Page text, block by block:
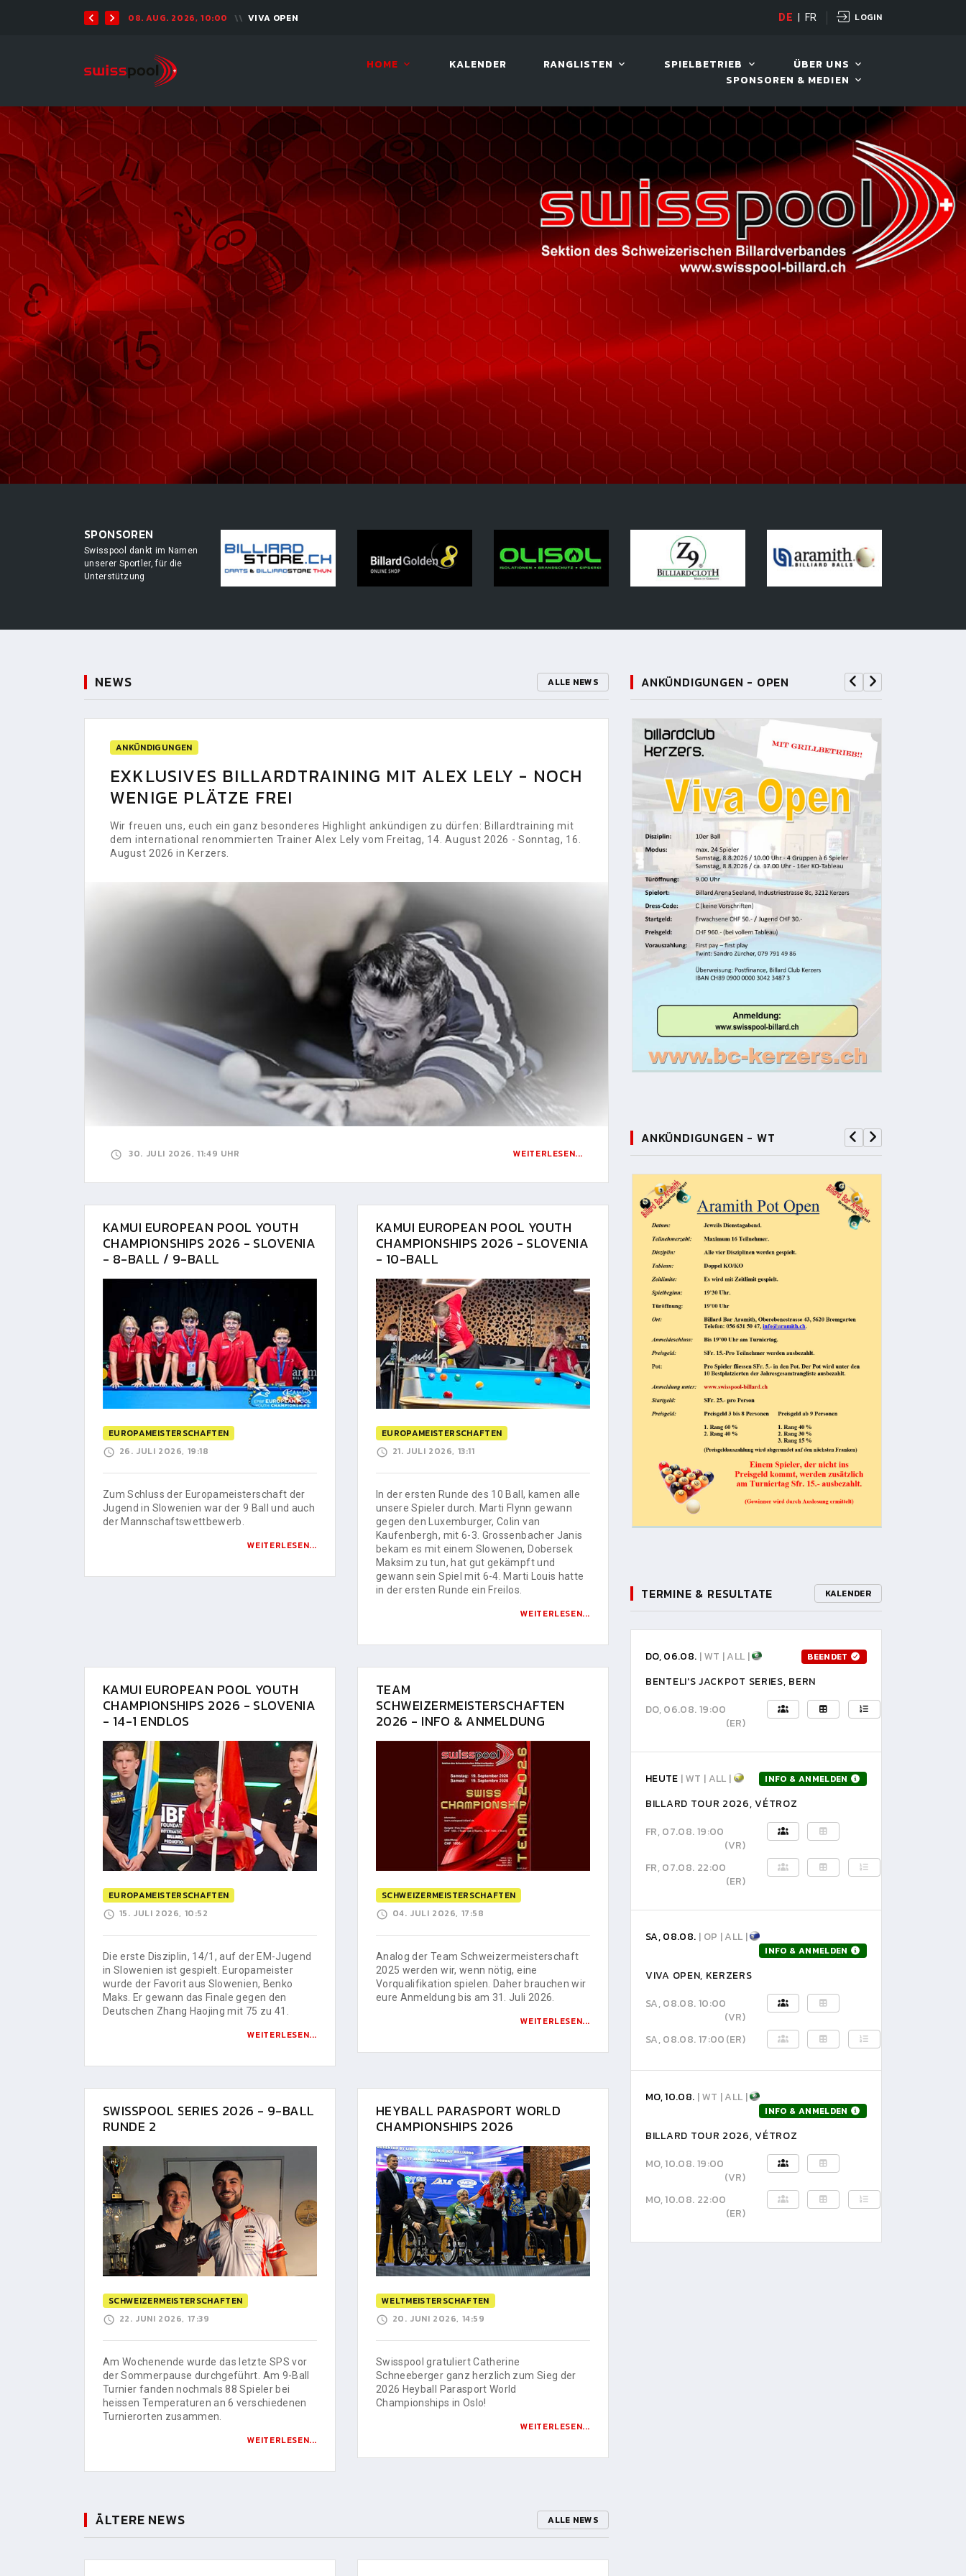
08. AUG. 2026, 10:00 VIVA OPEN 11. AUG. 2026, 19:30
DE FR LOGIN
HOME KALENDER RANGLISTEN SPIELBETRIEB
ÜBER UNS
SPONSOREN & MEDIEN
SPONSOREN
Swisspool dankt im Namen
unserer Sportler, für die
Unterstützung
NEWS ALLE NEWS
ANKÜNDIGUNGEN
EXKLUSIVES BILLARDTRAINING MIT ALEX LELY - NOCH
WENIGE PLÄTZE FREI
Wir freuen uns, euch ein ganz besonderes Highlight ankündigen zu dürfen: Billardtraining mit
dem international renommierten Trainer Alex Lely vom Freitag, 14. August 2026 - Sonntag, 16.
August 2026 in Kerzers.
30. JULI 2026, 11:49 UHR WEITERLESEN...
KAMUI EUROPEAN POOL YOUTH
CHAMPIONSHIPS 2026 - SLOVENIA
- 8-BALL / 9-BALL
EUROPAMEISTERSCHAFTEN
26. JULI 2026, 19:18
Zum Schluss der Europameisterschaft der
Jugend in Slowenien war der 9 Ball und auch
der Mannschaftswettbewerb.
WEITERLESEN...
KAMUI EUROPEAN POOL YOUTH
CHAMPIONSHIPS 2026 - SLOVENIA
- 10-BALL
EUROPAMEISTERSCHAFTEN
21. JULI 2026, 13:11
In der ersten Runde des 10 Ball, kamen alle
unsere Spieler durch. Marti Flynn gewann
gegen den Luxemburger, Colin van
Kaufenbergh, mit 6-3. Grossenbacher Janis
bekam es mit einem Slowenen, Dobersek
Maksim zu tun, hat gut gekämpft und
gewann sein Spiel mit 6-4. Marti Louis hatte
in der ersten Runde ein Freilos.
WEITERLESEN...
KAMUI EUROPEAN POOL YOUTH
CHAMPIONSHIPS 2026 - SLOVENIA
- 14-1 ENDLOS
EUROPAMEISTERSCHAFTEN
15. JULI 2026, 10:52
Die erste Disziplin, 14/1, auf der EM-Jugend
in Slowenien ist gespielt. Europameister
wurde der Favorit aus Slowenien, Benko
Maks. Er gewann das Finale gegen den
Deutschen Zhang Haojing mit 75 zu 41.
WEITERLESEN...
TEAM
SCHWEIZERMEISTERSCHAFTEN
2026 - INFO & ANMELDUNG
SCHWEIZERMEISTERSCHAFTEN
04. JULI 2026, 17:58
Analog der Team Schweizermeisterschaft
2025 werden wir, wenn nötig, eine
Vorqualifikation spielen. Daher brauchen wir
eure Anmeldung bis am 31. Juli 2026.
WEITERLESEN...
SWISSPOOL SERIES 2026 - 9-BALL
RUNDE 2
SCHWEIZERMEISTERSCHAFTEN
22. JUNI 2026, 17:39
Am Wochenende wurde das letzte SPS vor
der Sommerpause durchgeführt. Am 9-Ball
Turnier fanden nochmals 88 Spieler bei
heissen Temperaturen an 6 verschiedenen
Turnierorten zusammen.
WEITERLESEN...
HEYBALL PARASPORT WORLD
CHAMPIONSHIPS 2026
WELTMEISTERSCHAFTEN
20. JUNI 2026, 14:59
Swisspool gratuliert Catherine
Schneeberger ganz herzlich zum Sieg der
2026 Heyball Parasport World
Championships in Oslo!
WEITERLESEN...
ÄLTERE NEWS ALLE NEWS
ANKÜNDIGUNGEN - OPEN
ANKÜNDIGUNGEN - WT
TERMINE & RESULTATE KALENDER
DO, 06.08. | WT | ALL | BEENDET
BENTELI'S JACKPOT SERIES, BERN
DO, 06.08. 19:00
(ER)
HEUTE | WT | ALL | INFO & ANMELDEN
BILLARD TOUR 2026, VÉTROZ
FR, 07.08. 19:00
(VR)
FR, 07.08. 22:00
(ER)
SA, 08.08. | OP | ALL |
INFO & ANMELDEN
VIVA OPEN, KERZERS
SA, 08.08. 10:00
(VR)
SA, 08.08. 17:00(ER)
MO, 10.08. | WT | ALL |
INFO & ANMELDEN
BILLARD TOUR 2026, VÉTROZ
MO, 10.08. 19:00
(VR)
MO, 10.08. 22:00
(ER)